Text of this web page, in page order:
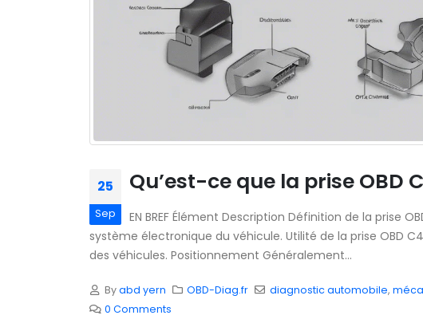
25
Sep
Qu’est-ce que la prise OBD
EN BREF Élément Description Définition de la prise
système électronique du véhicule. Utilité de la prise OBD
des véhicules. Positionnement Généralement...
Byabd yern OBD-Diag.fr diagnostic automobile,
0 Comments